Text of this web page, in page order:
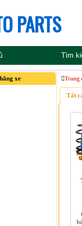
PARTS
Tìm
xe Trang
Tất